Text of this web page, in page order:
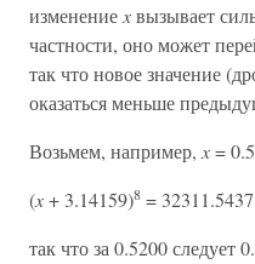
изменение xвызывает
частности, оно может
так что новое значение
оказаться меньше
Возьмем, например, x=
(x+ 3.14159)8 = 32311.5437
так что за 0.5200 следует